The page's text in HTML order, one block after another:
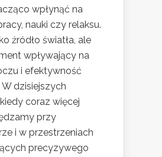
wpłynąć na
nauki czy relaksu.
źródło światła, ale
wpływający na
i efektywność
W dzisiejszych
coraz więcej
przy
i w przestrzeniach
precyzywego